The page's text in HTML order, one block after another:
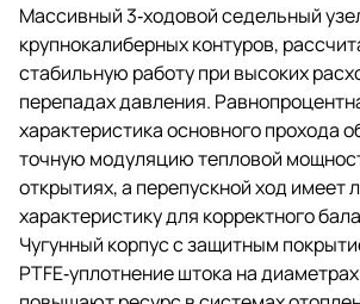
Массивный 3‑ходовой седельный
крупнокалиберных контуров,
стабильную работу при высоких
перепадах давления.
характеристика основного прохода
точную модуляцию тепловой
открытиях, а перепускной ход имеет
характеристику для корректного
Чугунный корпус с защитным
PTFE‑уплотнение штока на диаметрах